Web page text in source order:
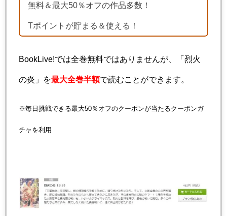
無料＆最大50％オフの作品多数！
Tポイントが貯まる＆使える！
BookLive!では全巻無料ではありませんが、「烈火
の炎」を最大全巻半額で読むことができます。
※毎日挑戦できる最大50％オフのクーポンが当たるクーポンガ
チャを利用